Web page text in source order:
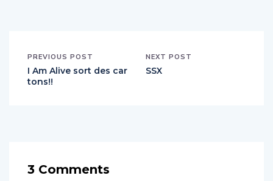
PREVIOUS POST
I Am Alive sort des car
tons!!
NEXT POST
SSX
3 Comments